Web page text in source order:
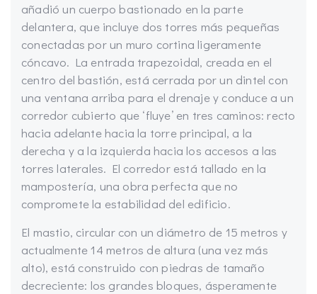
añadió un cuerpo bastionado en la parte
delantera, que incluye dos torres más pequeñas
conectadas por un muro cortina ligeramente
cóncavo. La entrada trapezoidal, creada en el
centro del bastión, está cerrada por un dintel con
una ventana arriba para el drenaje y conduce a un
corredor cubierto que ‘fluye’ en tres caminos: recto
hacia adelante hacia la torre principal, a la
derecha y a la izquierda hacia los accesos a las
torres laterales. El corredor está tallado en la
mampostería, una obra perfecta que no
compromete la estabilidad del edificio.
El mastio, circular con un diámetro de 15 metros y
actualmente 14 metros de altura (una vez más
alto), está construido con piedras de tamaño
decreciente: los grandes bloques, ásperamente